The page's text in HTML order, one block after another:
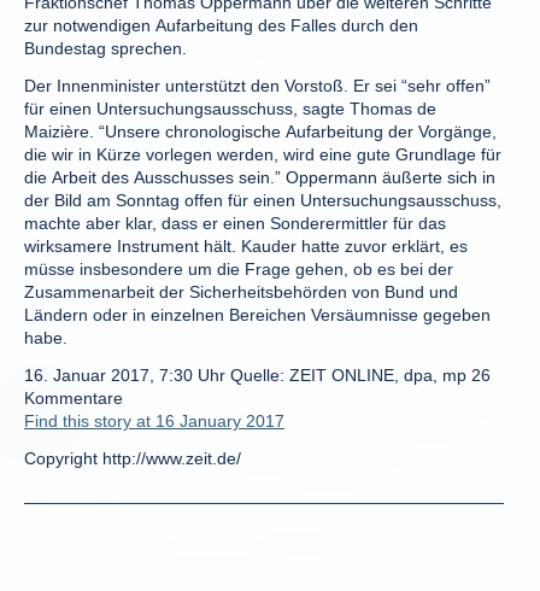
zur notwendigen Aufarbeitung des Falles durch den
Bundestag sprechen.
Der Innenminister unterstützt den Vorstoß. Er sei “sehr offen”
für einen Untersuchungsausschuss, sagte Thomas de
Maizière. “Unsere chronologische Aufarbeitung der Vorgänge,
die wir in Kürze vorlegen werden, wird eine gute Grundlage für
die Arbeit des Ausschusses sein.” Oppermann äußerte sich in
der Bild am Sonntag offen für einen Untersuchungsausschuss,
machte aber klar, dass er einen Sonderermittler für das
wirksamere Instrument hält. Kauder hatte zuvor erklärt, es
müsse insbesondere um die Frage gehen, ob es bei der
Zusammenarbeit der Sicherheitsbehörden von Bund und
Ländern oder in einzelnen Bereichen Versäumnisse gegeben
habe.
16. Januar 2017, 7:30 Uhr Quelle: ZEIT ONLINE, dpa, mp 26
Kommentare
Find this story at 16 January 2017
Copyright http://www.zeit.de/